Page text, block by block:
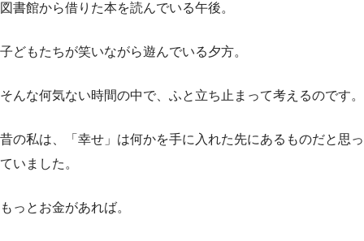
図書館から借りた本を読んでいる午後。
子どもたちが笑いながら遊んでいる夕方。
そんな何気ない時間の中で、ふと立ち止まって考えるのです。
昔の私は、「幸せ」は何かを手に入れた先にあるものだと思っ
ていました。
もっとお金があれば。